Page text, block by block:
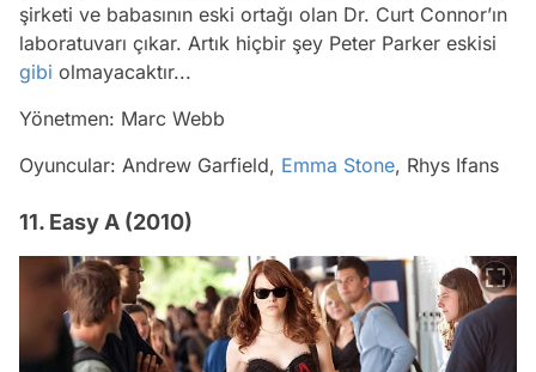
şirketi ve babasının eski ortağı olan Dr. Curt Connor’ın
laboratuvarı çıkar. Artık hiçbir şey Peter Parker eskisi
gibi olmayacaktır...
Yönetmen: Marc Webb
Oyuncular: Andrew Garfield, Emma Stone, Rhys Ifans
11. Easy A (2010)